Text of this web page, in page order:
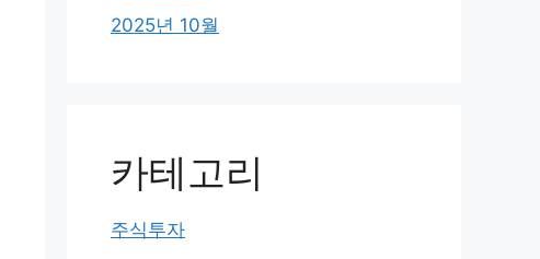
2025년 10월
카테고리
주식투자